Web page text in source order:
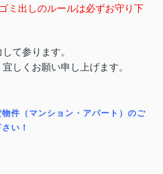
ミ出しのルールは必ずお守り下
て参ります。
しくお願い申し上げます。
件（マンション・アパート）のご
い！